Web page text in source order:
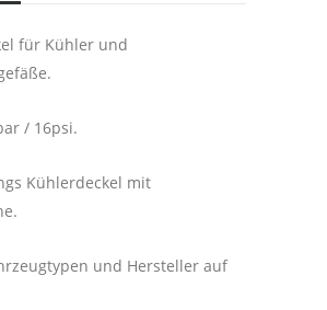
für Kühler und
/ 16psi.
Kühlerdeckel mit
und Hersteller auf